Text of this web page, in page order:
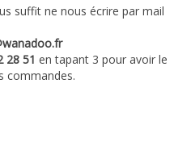
suffit ne nous écrire par mail
28 51 en tapant 3 pour avoir le
commandes.